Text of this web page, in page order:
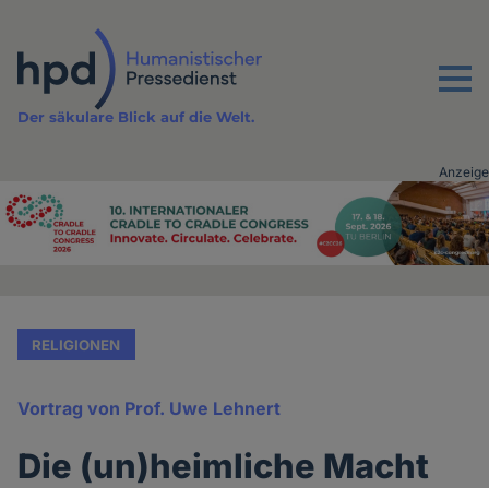
Inhalt
Menu
Der säkulare Blick auf die Welt.
Advertising
Anzeige
RELIGIONEN
Vortrag von Prof. Uwe Lehnert
Die (un)heimliche Macht